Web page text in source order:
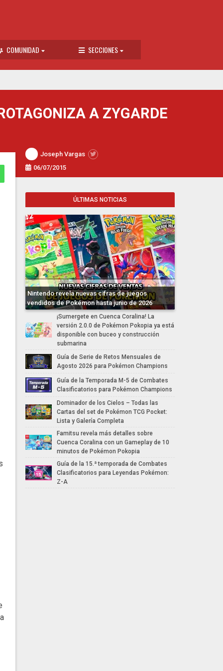
COMUNIDAD SECCIONES
A ZYGARDE
Joseph Vargas
06/07/2015
ÚLTIMAS NOTICIAS
Nintendo revela nuevas cifras de juegos
vendidos de Pokémon hasta junio de 2026
¡Sumergete en Cuenca Coralina! La
versión 2.0.0 de Pokémon Pokopia ya está
disponible con buceo y construcción
submarina
Guía de Serie de Retos Mensuales de
Agosto 2026 para Pokémon Champions
Guía de la Temporada M-5 de Combates
Clasificatorios para Pokémon Champions
Dominador de los Cielos – Todas las
Cartas del set de Pokémon TCG Pocket:
Lista y Galería Completa
Famitsu revela más detalles sobre
Cuenca Coralina con un Gameplay de 10
minutos de Pokémon Pokopia
Guía de la 15.ª temporada de Combates
Clasificatorios para Leyendas Pokémon:
Z-A